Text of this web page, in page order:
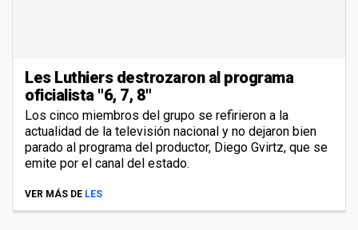
Les Luthiers destrozaron al programa
oficialista "6, 7, 8"
Los cinco miembros del grupo se refirieron a la
actualidad de la televisión nacional y no dejaron bien
parado al programa del productor, Diego Gvirtz, que se
emite por el canal del estado.
VER MÁS DE LES